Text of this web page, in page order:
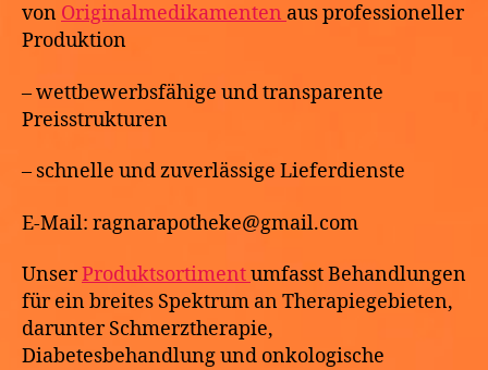
von Originalmedikamenten aus professioneller
Produktion
– wettbewerbsfähige und transparente
Preisstrukturen
– schnelle und zuverlässige Lieferdienste
E-Mail: ragnarapotheke@gmail.com
UnserProduktsortimentumfasst Behandlungen
für ein breites Spektrum an Therapiegebieten,
darunter Schmerztherapie,
Diabetesbehandlung und onkologische